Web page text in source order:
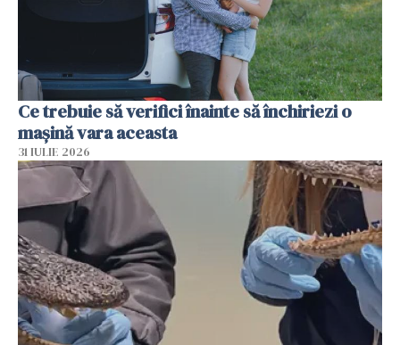
Ce trebuie să verifici înainte să închiriezi o
mașină vara aceasta
31 IULIE 2026